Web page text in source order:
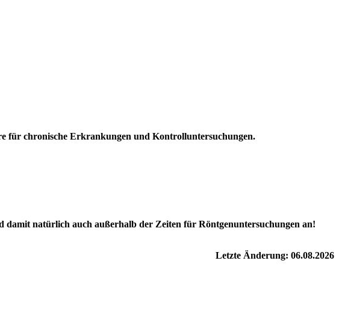
für chronische Erkrankungen und Kontrolluntersuchungen.
damit natürlich auch außerhalb der Zeiten für Röntgenuntersuchungen an!
Letzte Änderung: 06.08.2026